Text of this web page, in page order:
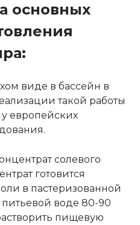
основных
виде в бассейн в
такой работы
у европейских
солевого
готовится
в пастеризованной
воде 80-90
пищевую